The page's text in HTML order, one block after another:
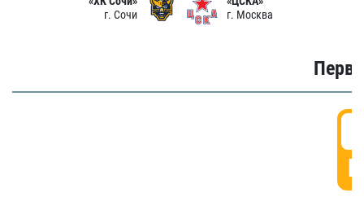
г. Сочи
г. Москва